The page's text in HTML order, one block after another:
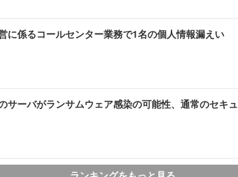
に係るコールセンター業務で1名の個人情報漏えい
サーバがランサムウェア感染の可能性、通常のセキ